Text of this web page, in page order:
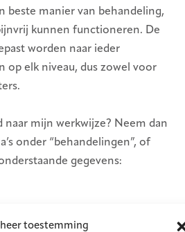
toestemming
beste manier van behandeling,
kunnen functioneren. De
worden naar ieder
op elk niveau, dus zowel voor
naar mijn werkwijze? Neem dan
onder “behandelingen”, of
gegevens: